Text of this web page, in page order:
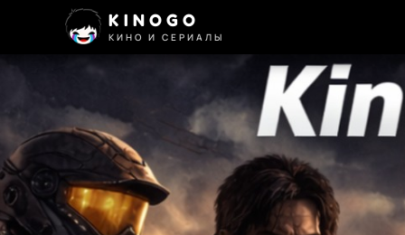
KINOGO
КИНО И СЕРИАЛЫ